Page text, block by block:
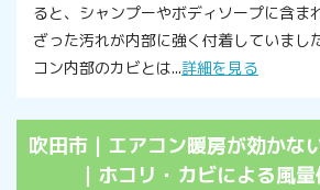
ると、シャンプーやボディソープに含ま
ざった汚れが内部に強く付着していまし
コン内部のカビとは...詳細を見る
吹田市｜エアコン暖房が効かな
｜ホコリ・カビによる風